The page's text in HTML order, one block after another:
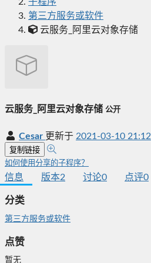
第三方服务或软件
云服务_阿里云对象存储
云服务_阿里云对象存储 公开
Cesar 更新于 2021-03-10 21:12
复制链接
如何使用分享的子程序？
信息 版本2 讨论0 点评0
分类
第三方服务或软件
点赞
暂无